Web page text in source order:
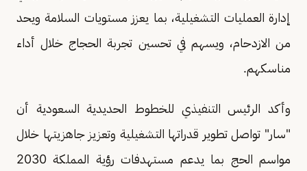
إدارة العمليات التشغيلية، بما يعزز مستويات السلامة ويحد
من الازدحام، ويسهم في تحسين تجربة الحجاج خلال أداء
مناسكهم.
وأكد الرئيس التنفيذي للخطوط الحديدية السعودية أن
"سار" تواصل تطوير قدراتها التشغيلية وتعزيز جاهزيتها خلال
مواسم الحج بما يدعم مستهدفات رؤية المملكة 2030